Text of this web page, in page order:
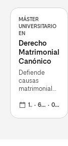
MÁSTER
UNIVERSITARIO
EN
Derecho
Matrimonial
Canónico
Defiende
causas
matrimoniales
eclesiásticos,
1 curso 60 ECTS 02 nov 2026